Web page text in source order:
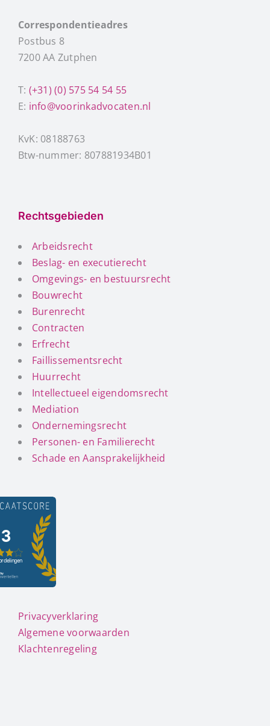
Correspondentieadres
Postbus 8
7200 AA Zutphen
T: (+31) (0) 575 54 54 55
E: info@voorinkadvocaten.nl
KvK: 08188763
Btw-nummer: 807881934B01
Rechtsgebieden
Arbeidsrecht
Beslag- en executierecht
Omgevings- en bestuursrecht
Bouwrecht
Burenrecht
Contracten
Erfrecht
Faillissementsrecht
Huurrecht
Intellectueel eigendomsrecht
Mediation
Ondernemingsrecht
Personen- en Familierecht
Schade en Aansprakelijkheid
Privacyverklaring
Algemene voorwaarden
Klachtenregeling